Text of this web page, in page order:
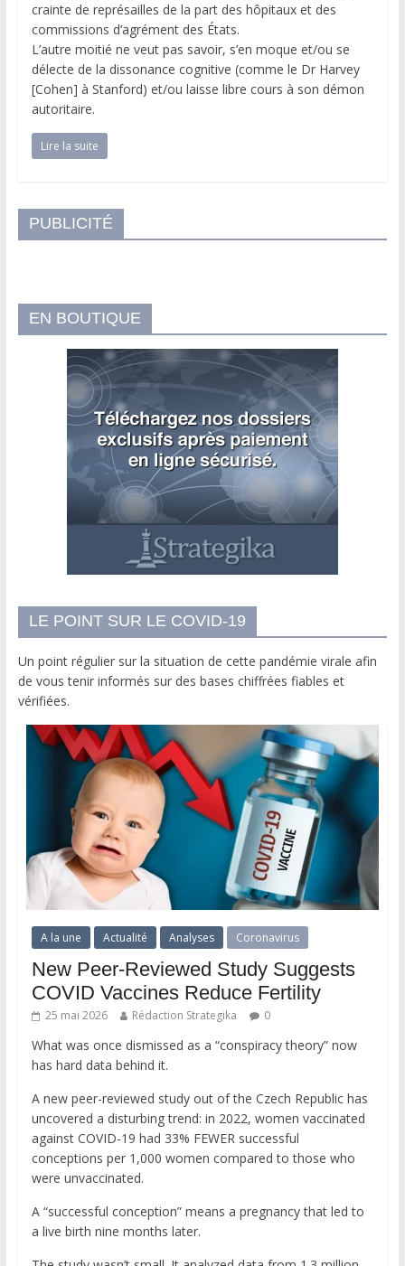
crainte de représailles de la part des hôpitaux et des
commissions d’agrément des États.
L’autre moitié ne veut pas savoir, s’en moque et/ou se
délecte de la dissonance cognitive (comme le Dr Harvey
[Cohen] à Stanford) et/ou laisse libre cours à son démon
autoritaire.
Lire la suite
PUBLICITÉ
EN BOUTIQUE
LE POINT SUR LE COVID-19
Un point régulier sur la situation de cette pandémie virale afin
de vous tenir informés sur des bases chiffrées fiables et
vérifiées.
A la une Actualité Analyses Coronavirus
New Peer-Reviewed Study Suggests
COVID Vaccines Reduce Fertility
25 mai 2026 Rédaction Strategika 0
What was once dismissed as a “conspiracy theory” now
has hard data behind it.
A new peer-reviewed study out of the Czech Republic has
uncovered a disturbing trend: in 2022, women vaccinated
against COVID-19 had 33% FEWER successful
conceptions per 1,000 women compared to those who
were unvaccinated.
A “successful conception” means a pregnancy that led to
a live birth nine months later.